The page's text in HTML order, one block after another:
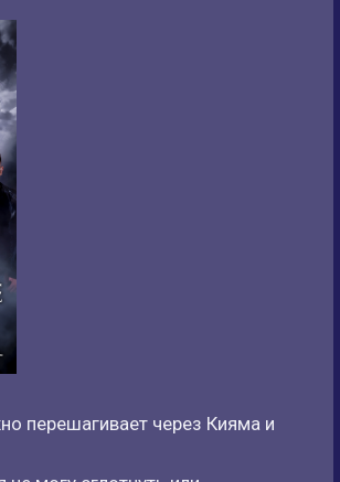
перешагивает через Кияма и